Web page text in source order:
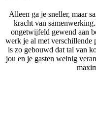
Alleen ga je sneller, maar
kracht van
ongetwijfeld gewend aan
werk je al met verschillende
is zo gebouwd dat tal van
jou en je gasten weinig